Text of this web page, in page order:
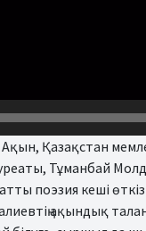
Қазақстан
Тұманбай
поэзия кеші
ақындық